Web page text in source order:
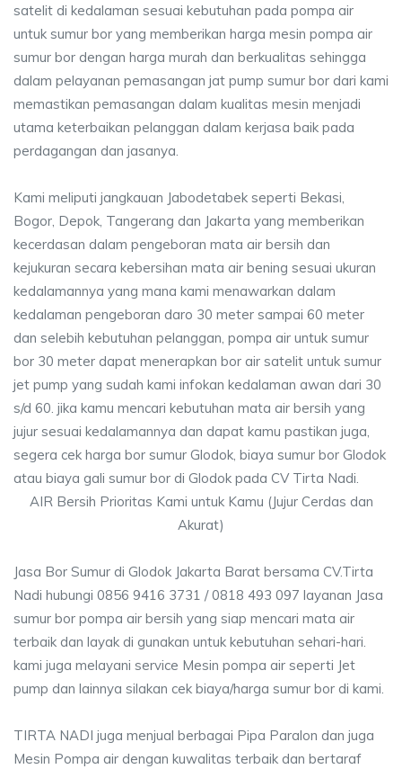
satelit di kedalaman sesuai kebutuhan pada pompa air
untuk sumur bor yang memberikan harga mesin pompa air
sumur bor dengan harga murah dan berkualitas sehingga
dalam pelayanan pemasangan jat pump sumur bor dari kami
memastikan pemasangan dalam kualitas mesin menjadi
utama keterbaikan pelanggan dalam kerjasa baik pada
perdagangan dan jasanya.
Kami meliputi jangkauan Jabodetabek seperti Bekasi,
Bogor, Depok, Tangerang dan Jakarta yang memberikan
kecerdasan dalam pengeboran mata air bersih dan
kejukuran secara kebersihan mata air bening sesuai ukuran
kedalamannya yang mana kami menawarkan dalam
kedalaman pengeboran daro 30 meter sampai 60 meter
dan selebih kebutuhan pelanggan, pompa air untuk sumur
bor 30 meter dapat menerapkan bor air satelit untuk sumur
jet pump yang sudah kami infokan kedalaman awan dari 30
s/d 60. jika kamu mencari kebutuhan mata air bersih yang
jujur sesuai kedalamannya dan dapat kamu pastikan juga,
segera cek harga bor sumur Glodok, biaya sumur bor Glodok
atau biaya gali sumur bor di Glodok pada CV Tirta Nadi.
AIR Bersih Prioritas Kami untuk Kamu (Jujur Cerdas dan
Akurat)
Jasa Bor Sumur di Glodok Jakarta Barat bersama CV.Tirta
Nadi hubungi 0856 9416 3731 / 0818 493 097 layanan Jasa
sumur bor pompa air bersih yang siap mencari mata air
terbaik dan layak di gunakan untuk kebutuhan sehari-hari.
kami juga melayani service Mesin pompa air seperti Jet
pump dan lainnya silakan cek biaya/harga sumur bor di kami.
TIRTA NADI juga menjual berbagai Pipa Paralon dan juga
Mesin Pompa air dengan kuwalitas terbaik dan bertaraf